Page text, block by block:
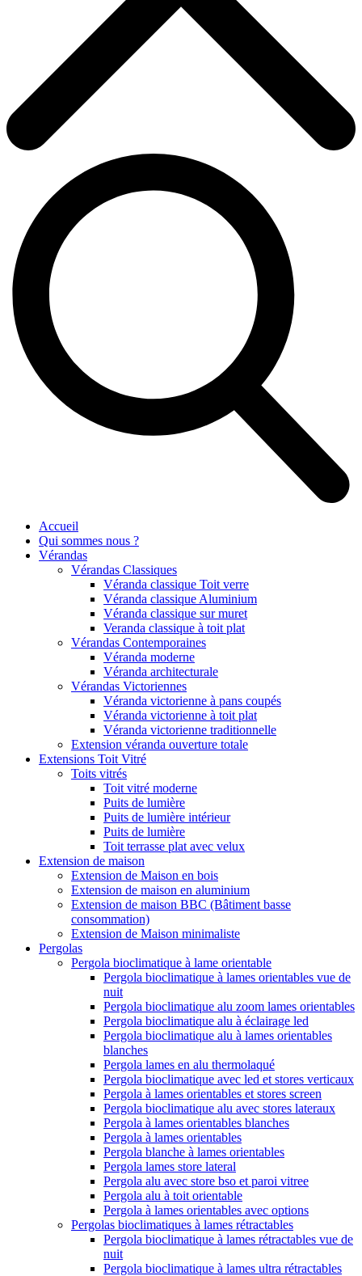
Accueil
Qui sommes nous ?
Vérandas
Vérandas Classiques
Véranda classique Toit verre
Véranda classique Aluminium
Véranda classique sur muret
Veranda classique à toit plat
Vérandas Contemporaines
Véranda moderne
Véranda architecturale
Vérandas Victoriennes
Véranda victorienne à pans coupés
Véranda victorienne à toit plat
Véranda victorienne traditionnelle
Extension véranda ouverture totale
Extensions Toit Vitré
Toits vitrés
Toit vitré moderne
Puits de lumière
Puits de lumière intérieur
Puits de lumière
Toit terrasse plat avec velux
Extension de maison
Extension de Maison en bois
Extension de maison en aluminium
Extension de maison BBC (Bâtiment basse
consommation)
Extension de Maison minimaliste
Pergolas
Pergola bioclimatique à lame orientable
Pergola bioclimatique à lames orientables vue de
nuit
Pergola bioclimatique alu zoom lames orientables
Pergola bioclimatique alu à éclairage led
Pergola bioclimatique alu à lames orientables
blanches
Pergola lames en alu thermolaqué
Pergola bioclimatique avec led et stores verticaux
Pergola à lames orientables et stores screen
Pergola bioclimatique alu avec stores lateraux
Pergola à lames orientables blanches
Pergola à lames orientables
Pergola blanche à lames orientables
Pergola lames store lateral
Pergola alu avec store bso et paroi vitree
Pergola alu à toit orientable
Pergola à lames orientables avec options
Pergolas bioclimatiques à lames rétractables
Pergola bioclimatique à lames rétractables vue de
nuit
Pergola bioclimatique à lames ultra rétractables